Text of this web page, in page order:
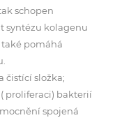
schopen
syntézu kolagenu
také pomáhá
čistící složka;
proliferaci) bakterií
spojená